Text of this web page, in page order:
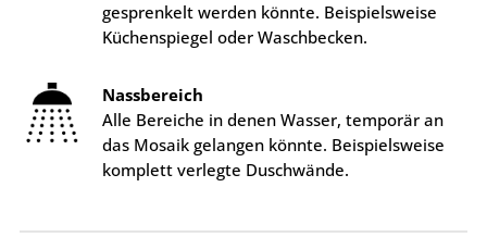
gesprenkelt werden könnte. Beispielsweise
Küchenspiegel oder Waschbecken.
Nassbereich
Alle Bereiche in denen Wasser, temporär an
das Mosaik gelangen könnte. Beispielsweise
komplett verlegte Duschwände.